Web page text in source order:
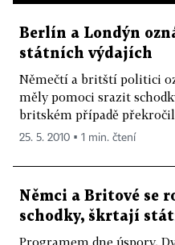
Berlín a Londýn
státních výdajích
Němečtí a britští politici
měly pomoci srazit
britském případě překročil
25. 5. 2010 ▪ 1 min. čtení
Němci a Britové se
schodky, škrtají
Programem dne úspory.